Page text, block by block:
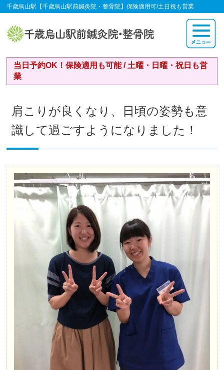
千歳烏山駅【千歳烏山駅前鍼灸院・整骨院】保険適用可/土日祝も営業
当日予約OK！保険適用も可能 / 土曜・日曜・祝日も営
業
肩こりが良くなり、日頃の姿勢も意
識して過ごすようになりました！